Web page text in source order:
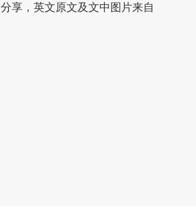
分享，英文原文及文中图片来自